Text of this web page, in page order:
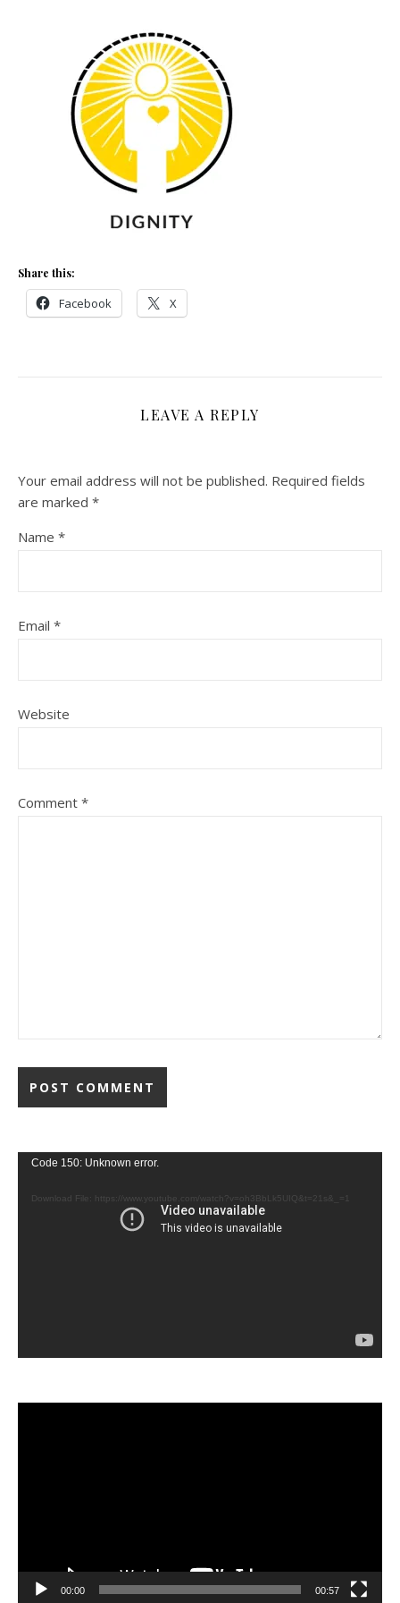
Share this:
Facebook X
LEAVE A REPLY
Your email address will not be published. Required fields
are marked *
Name *
Email *
Website
Comment *
Video
Code 150: Unknown error.
Download File: https://www.youtube.com/watch?v=oh3BbLk5UIQ&t=21s&_=1
00:00 00:57